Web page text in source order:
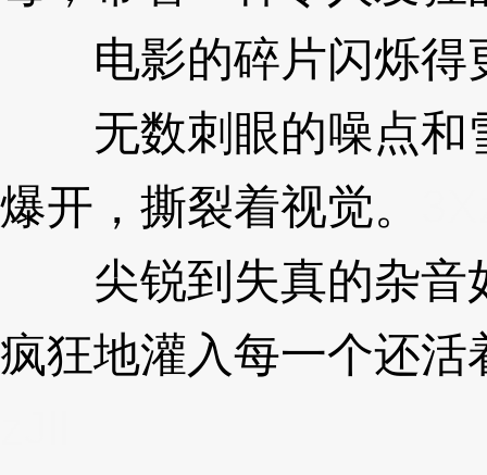
电影的碎片闪烁得
无数刺眼的噪点和
爆开，撕裂着视觉。
尖锐到失真的杂音
疯狂地灌入每一个还活